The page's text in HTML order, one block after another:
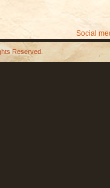
Social
Reserved.